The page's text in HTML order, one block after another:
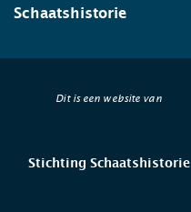
Schaatshistorie
Dit is een website van
Stichting Schaatshistorie